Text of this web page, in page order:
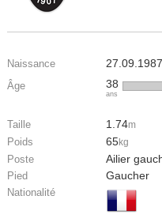
Naissance
Âge 38
ans
Taille 1.74m
Poids 65kg
Poste Ailier
Pied Gaucher
Nationalité